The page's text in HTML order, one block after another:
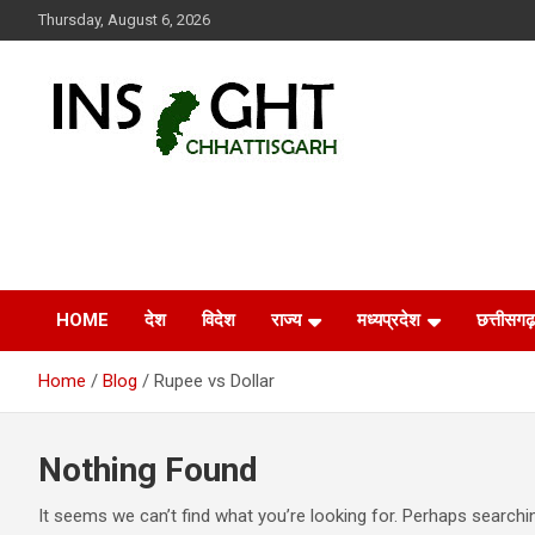
to
Thursday, August 6, 2026
HOME देश विदेश राज्य मध्यप्रदेश छत्तीसगढ़
Home Blog Rupee vs Dollar
Nothing Found
It seems we can’t find what you’re looking for. Perhaps